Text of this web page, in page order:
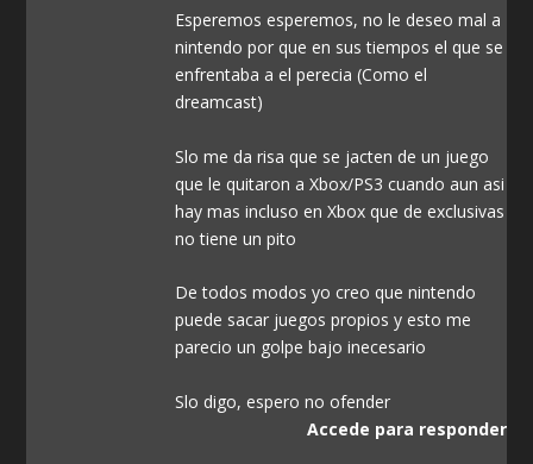
Esperemos esperemos, no le deseo mal a
nintendo por que en sus tiempos el que se
enfrentaba a el perecia (Como el
dreamcast)
Slo me da risa que se jacten de un juego
que le quitaron a Xbox/PS3 cuando aun asi
hay mas incluso en Xbox que de exclusivas
no tiene un pito
De todos modos yo creo que nintendo
puede sacar juegos propios y esto me
parecio un golpe bajo inecesario
Slo digo, espero no ofender
Accede para responder